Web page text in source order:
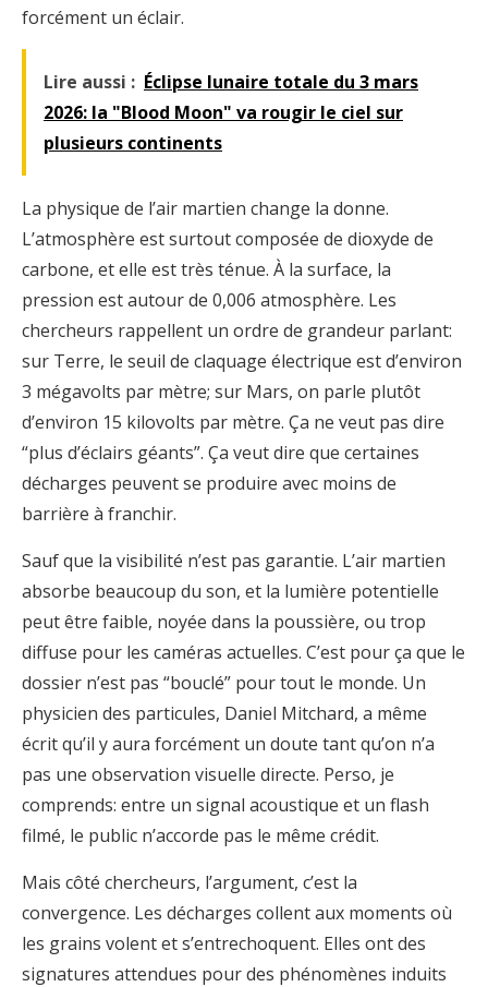
forcément un éclair.
Lire aussi : Éclipse lunaire totale du 3 mars
2026: la "Blood Moon" va rougir le ciel sur
plusieurs continents
La physique de l’air martien change la donne.
L’atmosphère est surtout composée de dioxyde de
carbone, et elle est très ténue. À la surface, la
pression est autour de 0,006 atmosphère. Les
chercheurs rappellent un ordre de grandeur parlant:
sur Terre, le seuil de claquage électrique est d’environ
3 mégavolts par mètre; sur Mars, on parle plutôt
d’environ 15 kilovolts par mètre. Ça ne veut pas dire
“plus d’éclairs géants”. Ça veut dire que certaines
décharges peuvent se produire avec moins de
barrière à franchir.
Sauf que la visibilité n’est pas garantie. L’air martien
absorbe beaucoup du son, et la lumière potentielle
peut être faible, noyée dans la poussière, ou trop
diffuse pour les caméras actuelles. C’est pour ça que le
dossier n’est pas “bouclé” pour tout le monde. Un
physicien des particules, Daniel Mitchard, a même
écrit qu’il y aura forcément un doute tant qu’on n’a
pas une observation visuelle directe. Perso, je
comprends: entre un signal acoustique et un flash
filmé, le public n’accorde pas le même crédit.
Mais côté chercheurs, l’argument, c’est la
convergence. Les décharges collent aux moments où
les grains volent et s’entrechoquent. Elles ont des
signatures attendues pour des phénomènes induits